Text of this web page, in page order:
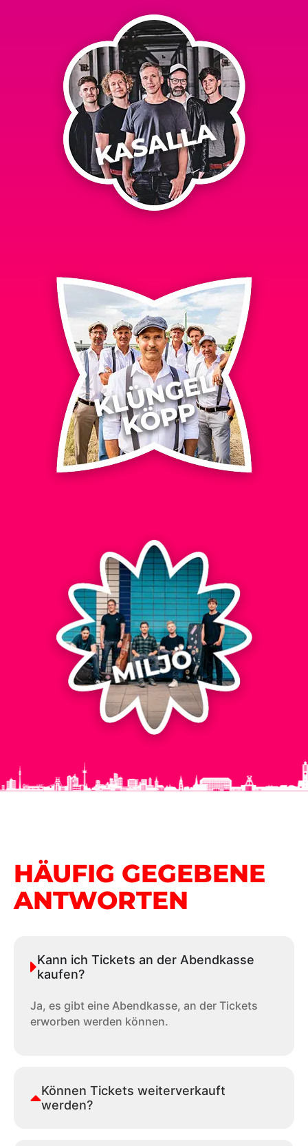
HÄUFIG GEGEBENE
ANTWORTEN
Kann ich Tickets an der Abendkasse
kaufen?
Ja, es gibt eine Abendkasse, an der Tickets
erworben werden können.
Können Tickets weiterverkauft
werden?